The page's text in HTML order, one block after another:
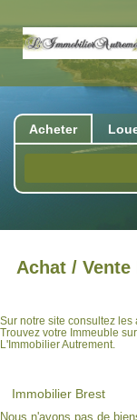
Acheter
Achat /
Sur notre site consultez
Trouvez votre Immeuble
L'Immobilier Autrement.
Immobilier Brest
Nous n'avons pas de